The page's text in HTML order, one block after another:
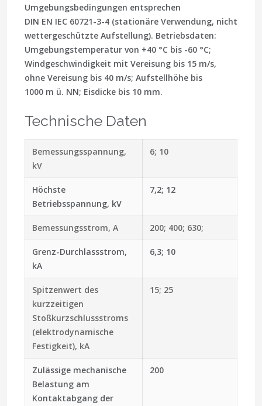
Umgebungsbedingungen entsprechen
DIN EN IEC 60721-3-4 (stationäre Verwendung, nicht
wettergeschützte Aufstellung). Betriebsdaten:
Umgebungstemperatur von +40 °C bis -60 °C;
Windgeschwindigkeit mit Vereisung bis 15 m/s,
ohne Vereisung bis 40 m/s; Aufstellhöhe bis
1000 m ü. NN; Eisdicke bis 10 mm.
Technische Daten
Bemessungsspannung,
kV
6; 10
Höchste
Betriebsspannung, kV
7,2; 12
Bemessungsstrom, A 200; 400; 630;
Grenz-Durchlassstrom,
kA
6,3; 10
Spitzenwert des
kurzzeitigen
Stoßkurzschlussstroms
(elektrodynamische
Festigkeit), kA
15; 25
Zulässige mechanische
Belastung am
Kontaktabgang der
200